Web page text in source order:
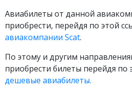
Авиабилеты от данной
приобрести, перейдя по этой
авиакомпании Scat.
По этому и другим
приобрести билеты перейдя по
дешевые авиабилеты.